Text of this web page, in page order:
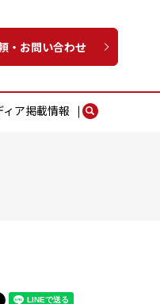
ィア掲載情報 search
・お問い合わせ